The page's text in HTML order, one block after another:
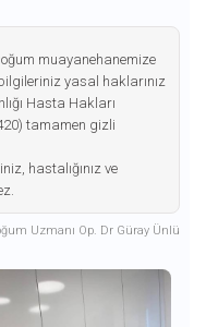
muayanehanemize
yasal haklarınız
Hasta Hakları
tamamen gizli
hastalığınız ve
Uzmanı Op. Dr Güray Ünlü